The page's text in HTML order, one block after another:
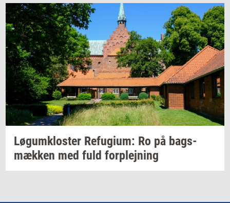
Løgum­klo­ster Re­fu­gi­um: Ro på bags­
mæk­ken med fuld for­plej­ning